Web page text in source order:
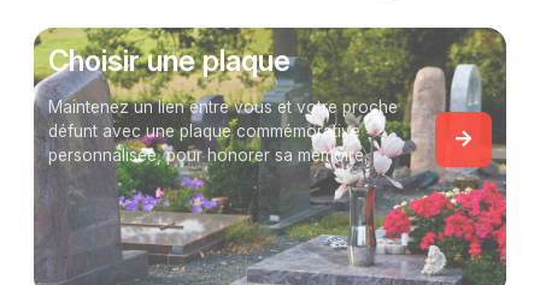
Choisir une plaque
Maintenez un lien entre vous et votre proche
défunt avec une plaque commémorative
personnalisée, pour honorer sa mémoire.